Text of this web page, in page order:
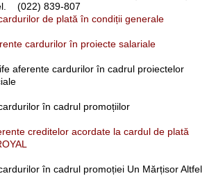
(022) 839-807
de plată în condiții generale
cardurilor în proiecte salariale
aferente cardurilor în cadrul proiectelor
în cadrul promoțiilor
creditelor acordate la cardul de plată
în cadrul promoției Un Mărțisor Altfel​